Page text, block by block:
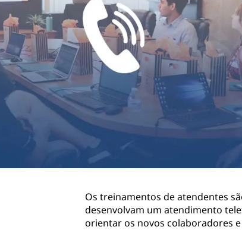
Os treinamentos de atendentes
desenvolvam um atendimento
orientar os novos colaboradores